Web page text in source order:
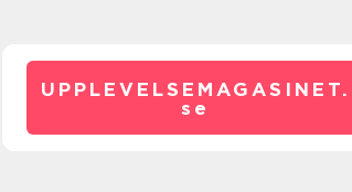
UPPLEVELSEMAGASINET.
se